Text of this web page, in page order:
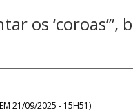
os
21/09/2025 - 15H51)